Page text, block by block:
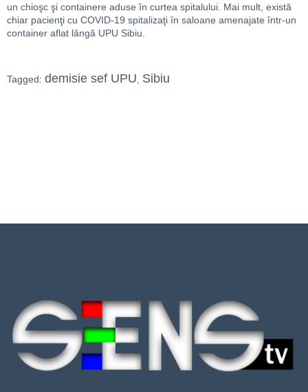
un chioşc şi containere aduse în curtea spitalului. Mai mult, există
chiar pacienţi cu COVID-19 spitalizaţi în saloane amenajate într-un
container aflat lângă UPU Sibiu.
Tagged: demisie sef UPU, Sibiu